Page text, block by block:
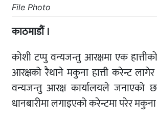
File Photo
काठमाडौं ।
कोशी टप्पु वन्यजन्तु आरक्षमा एक
आरक्षको रैथाने मकुना हात्ती करेन्ट
वन्यजन्तु आरक्ष कार्यालयले जनाएको
धानबारीमा लगाइएको करेन्टमा परेर